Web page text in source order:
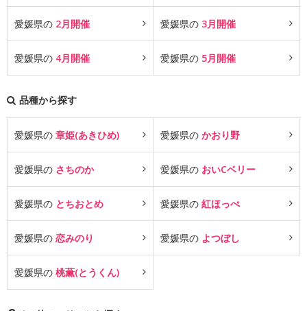
愛媛県の 2月開催 愛媛県の 3月開催
愛媛県の 4月開催 愛媛県の 5月開催
品種から探す
愛媛県の 章姫(あきひめ) 愛媛県の かおり野
愛媛県の さちのか 愛媛県の おいCベリー
愛媛県の とちおとめ 愛媛県の 紅ほっぺ
愛媛県の 恋みのり 愛媛県の よつぼし
愛媛県の 桃薫(とうくん)